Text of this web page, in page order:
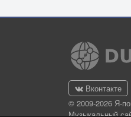
Вконтакте
© 2009-2026 Я-
Музыкальный